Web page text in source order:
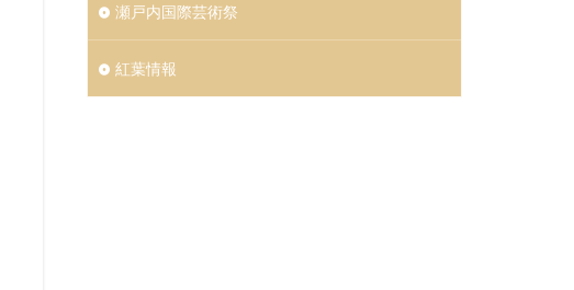
瀬戸内国際芸術祭
紅葉情報